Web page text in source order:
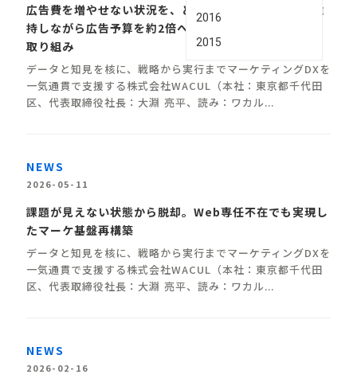
2016
2015
広告費を増やせない状況を、どう変えたのか。CPAを維
持しながら広告予算を約2倍へ拡大した鈴廣かまぼこの
取り組み
データと知⾒を核に、戦略から実⾏までマーケティングDXを
⼀気通貫で⽀援する株式会社WACUL（本社：東京都千代⽥
区、代表取締役社⻑：⼤淵 亮平、読み：ワカル...
NEWS
2026-05-11
課題が見えない状態から脱却。Web専任不在でも実現し
たマーケ基盤再構築
データと知⾒を核に、戦略から実⾏までマーケティングDXを
⼀気通貫で⽀援する株式会社WACUL（本社：東京都千代⽥
区、代表取締役社⻑：⼤淵 亮平、読み：ワカル...
NEWS
2026-02-16